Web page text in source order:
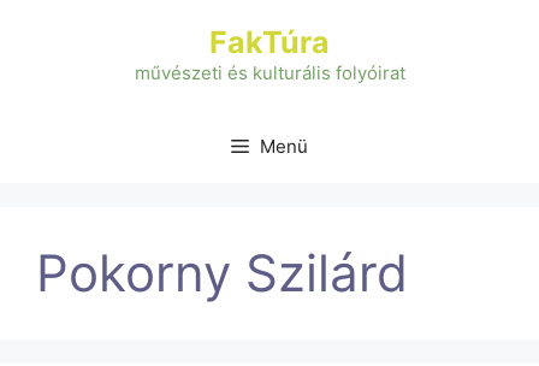
FakTúra
művészeti és kulturális folyóirat
Menü
Pokorny Szilárd